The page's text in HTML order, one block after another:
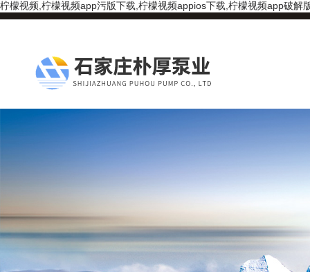
柠檬视频,柠檬视频app污版下载,柠檬视频appios下载,柠檬视频app破解